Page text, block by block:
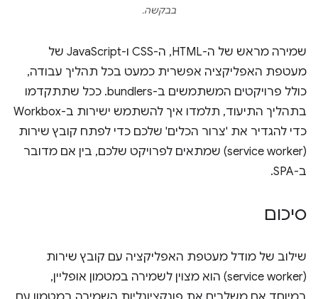
בבקשה.
שמירה מראש של ה-HTML, ה-CSS ו-JavaScript של
מעטפת האפליקציה אפשרית כמעט בכל תהליך עבודה,
כולל פרויקטים המשתמשים ב-bundlers. ככל שתתקדמו
בתהליך התיעוד, תלמדו איך להשתמש ישירות ב-Workbox
כדי להגדיר את 'צרור הכלים' שלכם כדי לפתח קובץ שירות
(service worker) שמתאים לפרויקט שלכם, בין אם מדובר
ב-SPA.
סיכום
שילוב של מודל מעטפת האפליקציה עם קובץ שירות
(service worker) הוא מצוין לשמירה במטמון אופליין,